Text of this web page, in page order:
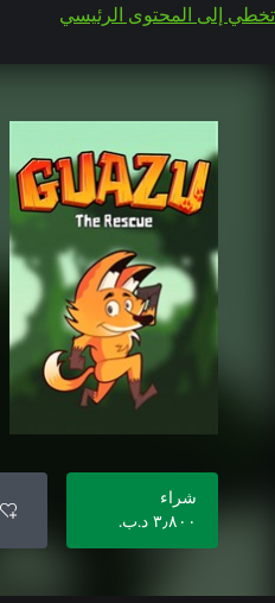
تخطي إلى المحتوى الرئيسي
شراء
٣٫٨٠٠ د.ب.‏